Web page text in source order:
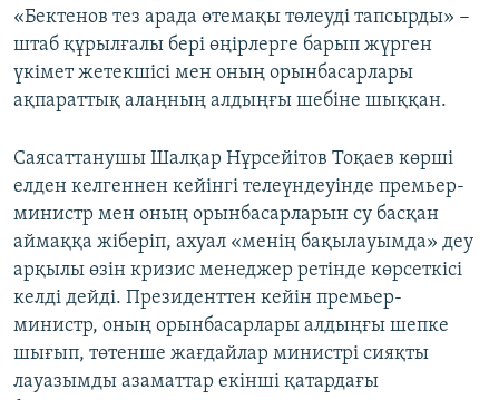
«Бектенов тез арада өтемақы төлеуді тапсырды» −
штаб құрылғалы бері өңірлерге барып жүрген
үкімет жетекшісі мен оның орынбасарлары
ақпараттық алаңның алдыңғы шебіне шыққан.
Саясаттанушы Шалқар Нұрсейітов Тоқаев көрші
елден келгеннен кейінгі телеүндеуінде премьер-
министр мен оның орынбасарларын су басқан
аймаққа жіберіп, ахуал «менің бақылауымда» деу
арқылы өзін кризис менеджер ретінде көрсеткісі
келді дейді. Президенттен кейін премьер-
министр, оның орынбасарлары алдыңғы шепке
шығып, төтенше жағдайлар министрі сияқты
лауазымды азаматтар екінші қатардағы